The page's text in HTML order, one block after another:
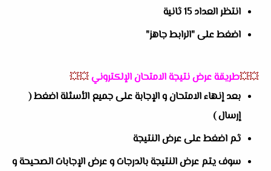
انتظر العداد 15 ثانية
اضغط على "الرابط جاهز"
💥💥طريقة عرض نتيجة الامتحان الإلكتروني💥💥
بعد إنهاء الامتحان و الإجابة على جميع الأسئلة اضغط (
إرسال )
ثم اضغط على عرض النتيجة
سوف يتم عرض النتيجة بالدرجات و عرض الإجابات الصحيحة و